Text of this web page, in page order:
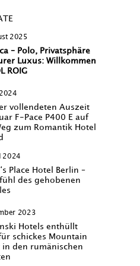
2025
– Polo, Privatsphäre
Luxus: Willkommen
ROIG
vollendeten Auszeit
F-Pace P400 E auf
zum Romantik Hotel
2024
Place Hotel Berlin –
des gehobenen
2023
Hotels enthüllt
schickes Mountain
in den rumänischen